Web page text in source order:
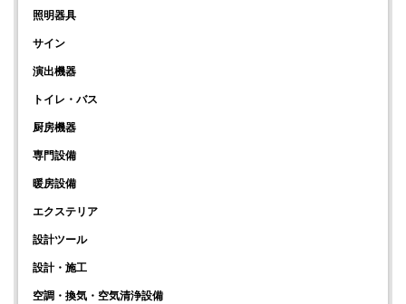
照明器具
サイン
演出機器
トイレ・バス
厨房機器
専門設備
暖房設備
エクステリア
設計ツール
設計・施工
空調・換気・空気清浄設備